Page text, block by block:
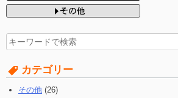
検
索
す
る:
カテゴリー
その他 (26)